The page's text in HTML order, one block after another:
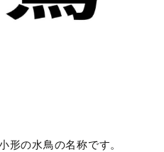
形の水鳥の名称です。